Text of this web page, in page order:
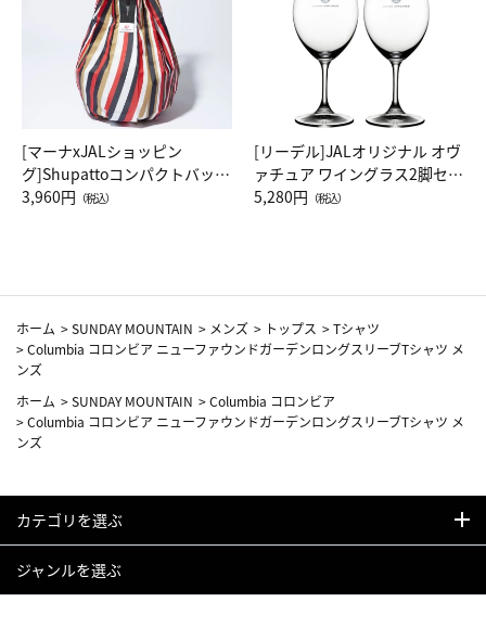
[マーナxJALショッピン
グ]Shupattoコンパクトバッグ
Drop JAL客室乗務員（LC）ス
3,960円 （税込）
[リーデル]JALオリジナル オヴ
ァチュア ワイングラス2脚セッ
ト（レッドワイン）
5,280円 （税込）
ホーム >SUNDAY MOUNTAIN > メンズ > トップス >Tシャツ
>Columbia コロンビア ニューファウンドガーデンロングスリーブTシャツ メ
ンズ
ホーム >SUNDAY MOUNTAIN >Columbia コロンビア
>Columbia コロンビア ニューファウンドガーデンロングスリーブTシャツ メ
ンズ
カテゴリを選ぶ
ジャンルを選ぶ